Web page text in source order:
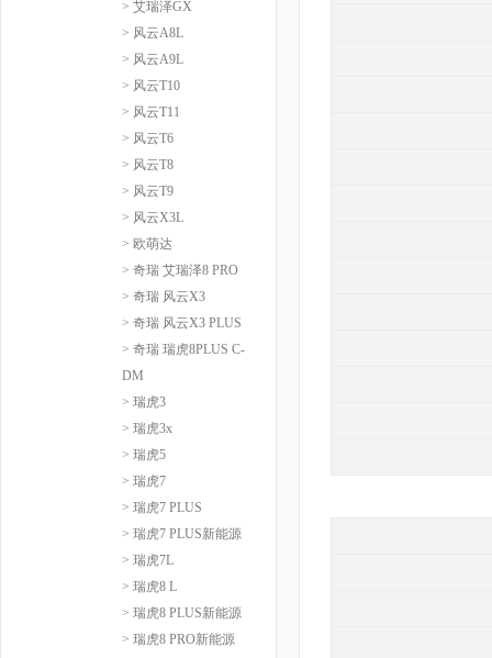
> 艾瑞泽GX
> 风云A8L
> 风云A9L
> 风云T10
> 风云T11
> 风云T6
> 风云T8
> 风云T9
> 风云X3L
> 欧萌达
> 奇瑞 艾瑞泽8 PRO
> 奇瑞 风云X3
> 奇瑞 风云X3 PLUS
> 奇瑞 瑞虎8PLUS C-
DM
> 瑞虎3
> 瑞虎3x
> 瑞虎5
> 瑞虎7
> 瑞虎7 PLUS
> 瑞虎7 PLUS新能源
> 瑞虎7L
> 瑞虎8 L
> 瑞虎8 PLUS新能源
> 瑞虎8 PRO新能源